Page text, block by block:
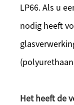
LP66. Als u
nodig heeft
Het heeft de